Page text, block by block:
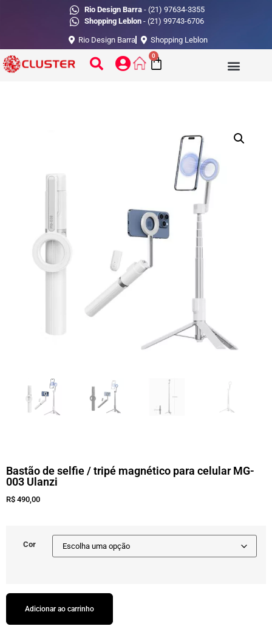
Rio Design Barra- (21) 97634-3355
Shopping Leblon - (21) 99743-6706
Rio Design Barra Shopping Leblon
0
Bastão de selfie / tripé magnético para celular MG-
003 Ulanzi
R$ 490,00
Cor
Adicionar ao carrinho